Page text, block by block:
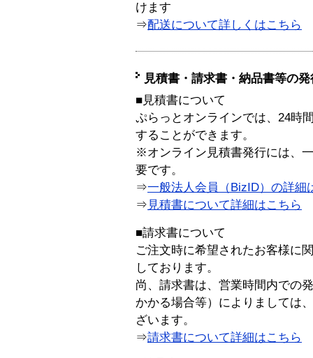
けます
⇒配送について詳しくはこちら
見積書・請求書・納品書等の
■見積書について
ぷらっとオンラインでは、24時
することができます。
※オンライン見積書発行には、
要です。
⇒一般法人会員（BizID）の詳細
⇒ 見積書について詳細はこちら
■請求書について
ご注文時に希望されたお客様に
しております。
尚、請求書は、営業時間内での
かかる場合等）によりましては
ざいます。
⇒請求書について詳細はこちら